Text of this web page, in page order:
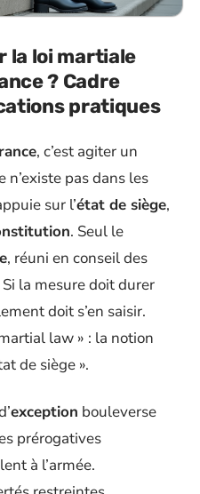
la loi martiale
? Cadre
pratiques
, c’est agiter un
pas dans les
sur l’état de siège,
. Seul le
, réuni en conseil des
la mesure doit durer
doit s’en saisir.
law » : la notion
de siège ».
exception bouleverse
prérogatives
à l’armée.